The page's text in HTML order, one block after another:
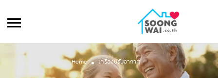
Home เครื่องปรับอากาศ